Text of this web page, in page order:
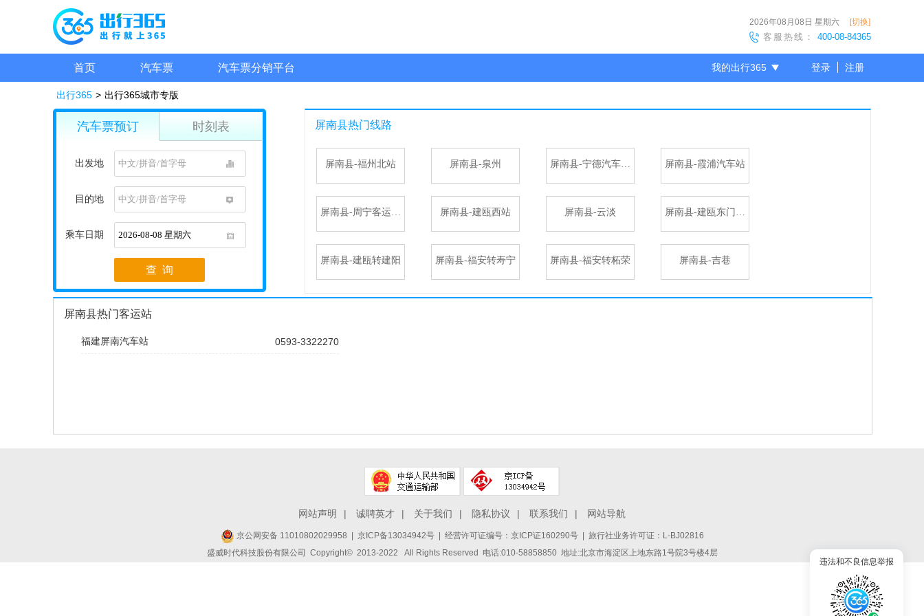
2026年08月08日 星期六 [切换]
客服热线： 400-08-84365
首页 汽车票 汽车票分销平台 我的出行365 登录 注册
出行365 > 出行365城市专版
汽车票预订 时刻表
出发地
目的地
1
乘车日期
1
查 询
屏南县热门线路
屏南县-福州北站 屏南县-泉州 屏南县-宁德汽车北站 屏南县-霞浦汽车站
屏南县-周宁客运中心站 屏南县-建瓯西站 屏南县-云淡 屏南县-建瓯东门汽车站
屏南县-建瓯转建阳 屏南县-福安转寿宁 屏南县-福安转柘荣 屏南县-吉巷
屏南县热门客运站
福建屏南汽车站 0593-3322270
网站声明 | 诚聘英才 | 关于我们 | 隐私协议 | 联系我们 | 网站导航
京公网安备 11010802029958 京ICP备13034942号| 经营许可证编号：京ICP证160290号 | 旅行社业务许可证：L-BJ02816
盛威时代科技股份有限公司 Copyright© 2013-2022 All Rights Reserved 电话:010-58858850 地址:北京市海淀区上地东路1号院3号楼4层
违法和不良信息举报